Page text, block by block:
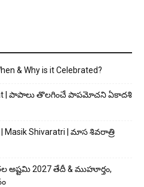
& Why is it Celebrated?
| పాపాలు తొలగించే పాపమోచని ఏకాదశి
| Masik Shivaratri | మాస శివరాత్రి
అష్టమి 2027 తేదీ & ముహూర్తం,